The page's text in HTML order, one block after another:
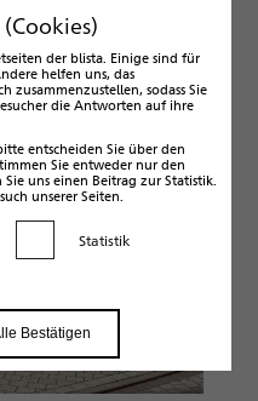
der blista. Einige sind für
helfen uns, das
sodass Sie
die Antworten auf ihre
entscheiden Sie über den
Sie entweder nur den
uns einen Beitrag zur Statistik.
unserer Seiten.
Statistik
Bestätigen